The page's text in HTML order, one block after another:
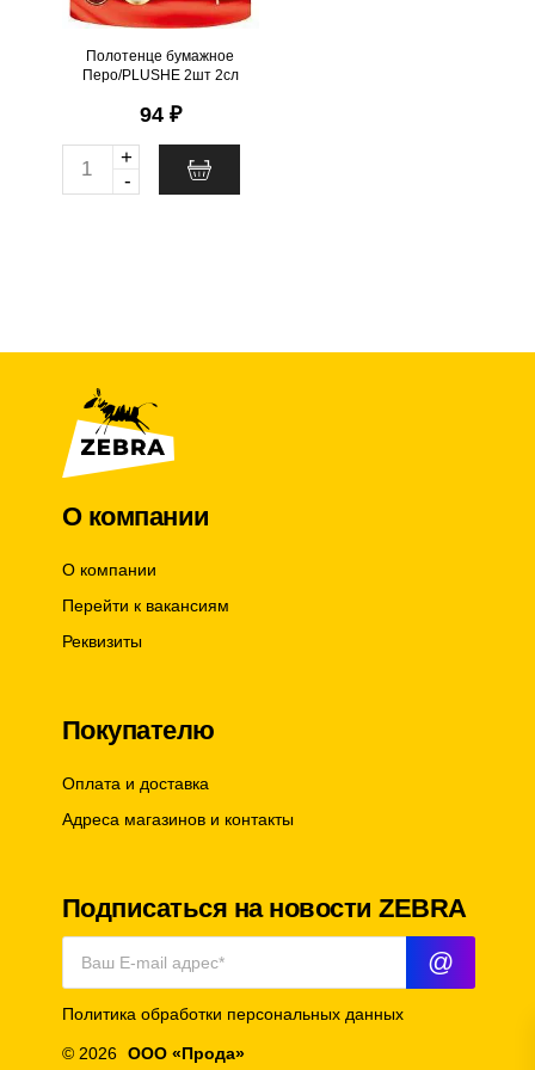
Полотенце бумажное
Перо/PLUSHE 2шт 2сл
@
94 ₽
u
-
+
О компании
О компании
Перейти к вакансиям
Реквизиты
Покупателю
Оплата и доставка
Адреса магазинов и контакты
Подписаться на новости ZEBRA
@
Политика обработки персональных данных
© 2026 ООО «Прода»